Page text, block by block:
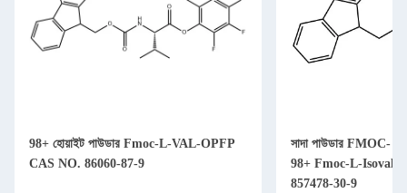
98+ হোয়াইট পাউডার Fmoc-L-VAL-OPFP
CAS NO. 86060-87-9
সাদা পাউডার FMOC-
98+ Fmoc-L-
857478-30-9